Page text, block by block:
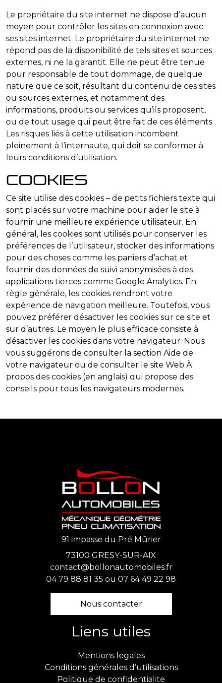
Le propriétaire du site internet ne dispose d’aucun
moyen pour contrôler les sites en connexion avec
ses sites internet. Le propriétaire du site internet ne
répond pas de la disponibilité de tels sites et sources
externes, ni ne la garantit. Elle ne peut être tenue
pour responsable de tout dommage, de quelque
nature que ce soit, résultant du contenu de ces sites
ou sources externes, et notamment des
informations, produits ou services qu’ils proposent,
ou de tout usage qui peut être fait de ces éléments.
Les risques liés à cette utilisation incombent
pleinement à l’internaute, qui doit se conformer à
leurs conditions d’utilisation.
Cookies
Ce site utilise des cookies – de petits fichiers texte qui
sont placés sur votre machine pour aider le site à
fournir une meilleure expérience utilisateur. En
général, les cookies sont utilisés pour conserver les
préférences de l’utilisateur, stocker des informations
pour des choses comme les paniers d’achat et
fournir des données de suivi anonymisées à des
applications tierces comme Google Analytics. En
règle générale, les cookies rendront votre
expérience de navigation meilleure. Toutefois, vous
pouvez préférer désactiver les cookies sur ce site et
sur d’autres. Le moyen le plus efficace consiste à
désactiver les cookies dans votre navigateur. Nous
vous suggérons de consulter la section Aide de
votre navigateur ou de consulter le site Web À
propos des cookies (en anglais) qui propose des
conseils pour tous les navigateurs modernes.
91 impasse du Pré Mûrier
73100 GRESY-SUR-AIX
contact@bollonautomobiles.fr
04 79 88 81 35 ou 07 64 49 22 98
Nous contacter
Liens utiles
Mentions legales
Conditions générales d’utilisations
Politique de confidentialite